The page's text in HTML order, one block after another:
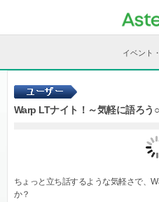
イベント
Warp LTナイト！～気軽に語ろう
ちょっと立ち話するような気軽さで、
か？